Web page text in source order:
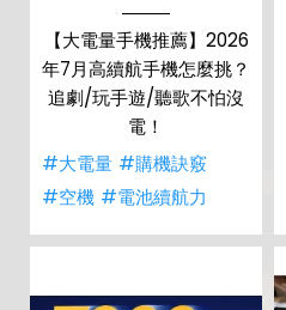
【大電量手機推薦】2026
年7月高續航手機怎麼挑？
追劇/玩手遊/聽歌不怕沒
電！
#大電量 #購機訣竅
#空機 #電池續航力